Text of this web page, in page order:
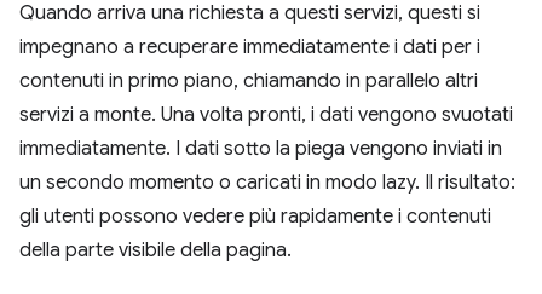
Quando arriva una richiesta a questi servizi, questi si
impegnano a recuperare immediatamente i dati per i
contenuti in primo piano, chiamando in parallelo altri
servizi a monte. Una volta pronti, i dati vengono svuotati
immediatamente. I dati sotto la piega vengono inviati in
un secondo momento o caricati in modo lazy. Il risultato:
gli utenti possono vedere più rapidamente i contenuti
della parte visibile della pagina.